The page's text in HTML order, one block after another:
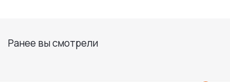
Ранее вы смотрели